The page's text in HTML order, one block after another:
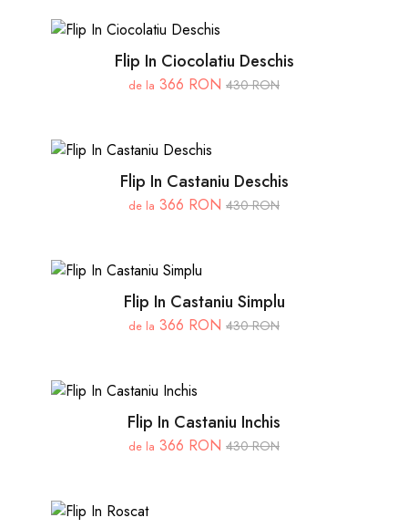
Flip In Ciocolatiu Deschis
de la 366 RON 430 RON
Flip In Castaniu Deschis
de la 366 RON 430 RON
Flip In Castaniu Simplu
de la 366 RON 430 RON
Flip In Castaniu Inchis
de la 366 RON 430 RON